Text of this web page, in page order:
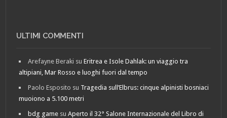
ULTIMI COMMENTI
Arefayne Beraki suEritrea e Isole Dahlak: un viaggio tra
altipiani, Mar Rosso e luoghi fuori dal tempo
Paolo Esposito su Tragedia sull’Elbrus: cinque alpinisti bosniaci
muoiono a 5.100 metri
bdg game suAperto il 32° Salone Internazionale del Libro di